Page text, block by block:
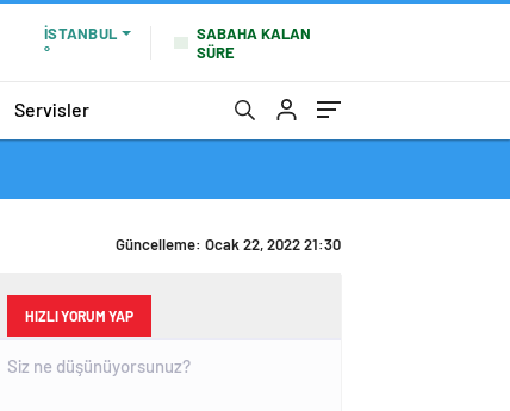
İSTANBUL
°
SABAHA KALAN
SÜRE
Servisler
Güncelleme: Ocak 22, 2022 21:30
HIZLI YORUM YAP